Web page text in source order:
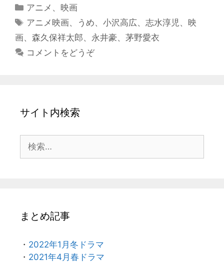
カ
テ
リ
ー
アニメ 、 映画
タ
グ
アニメ映画、 うめ、小沢高広、志水淳児、 映
画、 森久保祥太郎、 永井豪、 茅野愛衣
コメントをどうぞ
サイト内検索
索:
まとめ記事
・ 2022年1月冬ドラマ
・ 2021年4月春ドラマ